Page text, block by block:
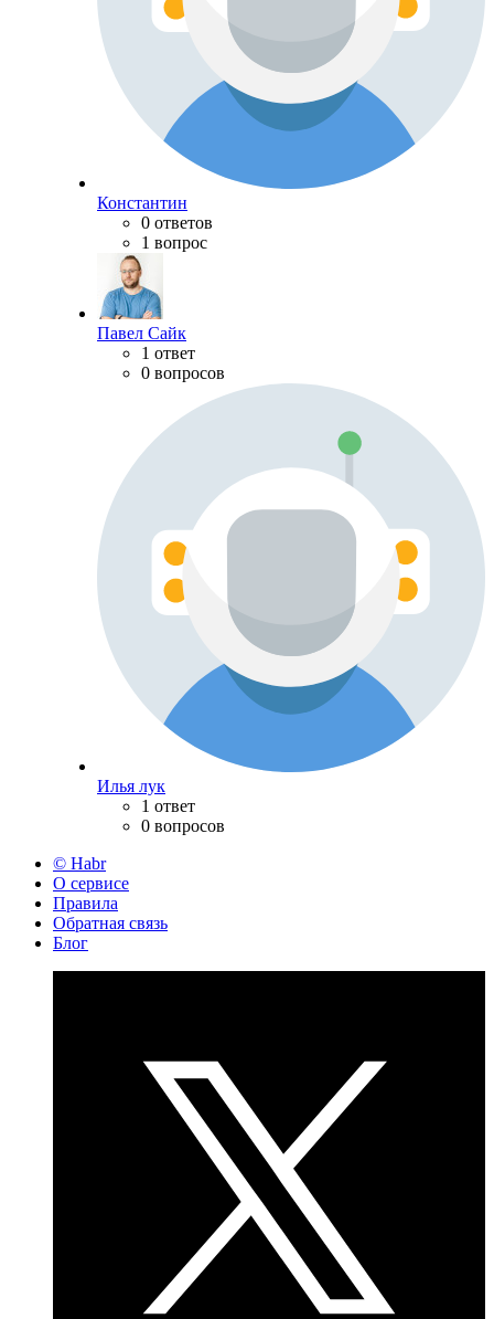
Константин
0 ответов
1 вопрос
Павел Сайк
1 ответ
0 вопросов
Илья лук
1 ответ
0 вопросов
© Habr
О сервисе
Правила
Обратная связь
Блог